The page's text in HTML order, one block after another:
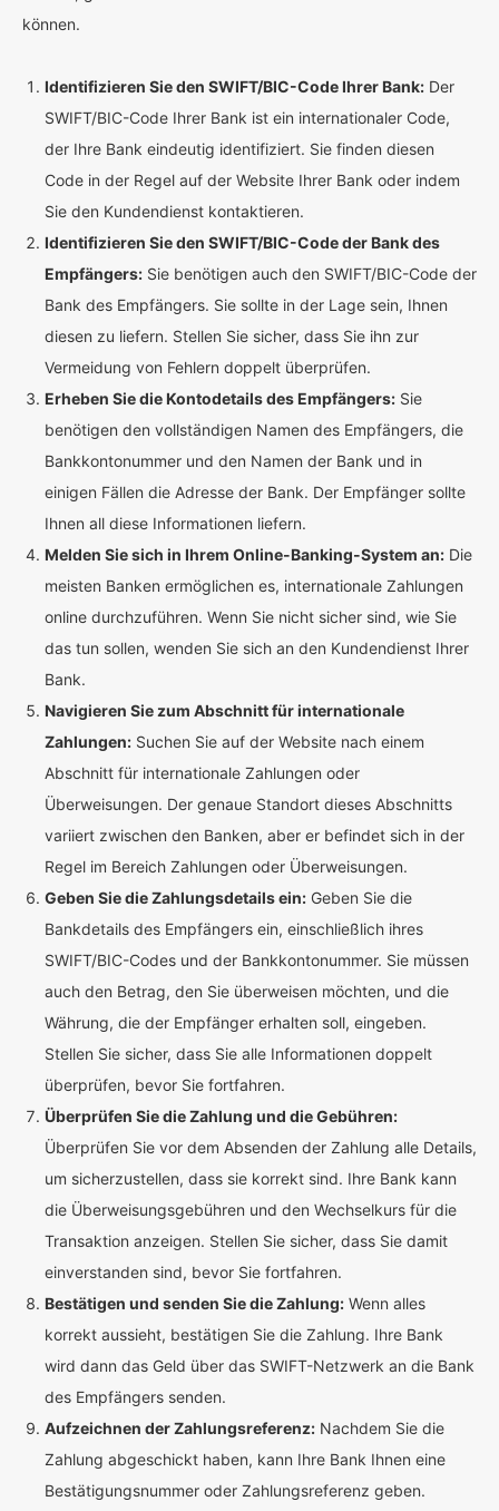
können.
Identifizieren Sie den SWIFT/BIC-Code Ihrer Bank: Der
SWIFT/BIC-Code Ihrer Bank ist ein internationaler Code,
der Ihre Bank eindeutig identifiziert. Sie finden diesen
Code in der Regel auf der Website Ihrer Bank oder indem
Sie den Kundendienst kontaktieren.
Identifizieren Sie den SWIFT/BIC-Code der Bank des
Empfängers: Sie benötigen auch den SWIFT/BIC-Code der
Bank des Empfängers. Sie sollte in der Lage sein, Ihnen
diesen zu liefern. Stellen Sie sicher, dass Sie ihn zur
Vermeidung von Fehlern doppelt überprüfen.
Erheben Sie die Kontodetails des Empfängers: Sie
benötigen den vollständigen Namen des Empfängers, die
Bankkontonummer und den Namen der Bank und in
einigen Fällen die Adresse der Bank. Der Empfänger sollte
Ihnen all diese Informationen liefern.
Melden Sie sich in Ihrem Online-Banking-System an: Die
meisten Banken ermöglichen es, internationale Zahlungen
online durchzuführen. Wenn Sie nicht sicher sind, wie Sie
das tun sollen, wenden Sie sich an den Kundendienst Ihrer
Bank.
Navigieren Sie zum Abschnitt für internationale
Zahlungen: Suchen Sie auf der Website nach einem
Abschnitt für internationale Zahlungen oder
Überweisungen. Der genaue Standort dieses Abschnitts
variiert zwischen den Banken, aber er befindet sich in der
Regel im Bereich Zahlungen oder Überweisungen.
Geben Sie die Zahlungsdetails ein: Geben Sie die
Bankdetails des Empfängers ein, einschließlich ihres
SWIFT/BIC-Codes und der Bankkontonummer. Sie müssen
auch den Betrag, den Sie überweisen möchten, und die
Währung, die der Empfänger erhalten soll, eingeben.
Stellen Sie sicher, dass Sie alle Informationen doppelt
überprüfen, bevor Sie fortfahren.
Überprüfen Sie die Zahlung und die Gebühren:
Überprüfen Sie vor dem Absenden der Zahlung alle Details,
um sicherzustellen, dass sie korrekt sind. Ihre Bank kann
die Überweisungsgebühren und den Wechselkurs für die
Transaktion anzeigen. Stellen Sie sicher, dass Sie damit
einverstanden sind, bevor Sie fortfahren.
Bestätigen und senden Sie die Zahlung: Wenn alles
korrekt aussieht, bestätigen Sie die Zahlung. Ihre Bank
wird dann das Geld über das SWIFT-Netzwerk an die Bank
des Empfängers senden.
Aufzeichnen der Zahlungsreferenz: Nachdem Sie die
Zahlung abgeschickt haben, kann Ihre Bank Ihnen eine
Bestätigungsnummer oder Zahlungsreferenz geben.